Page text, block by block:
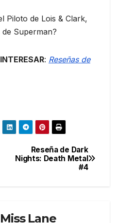
Piloto de Lois & Clark,
Superman?
: Reseñas de
Reseña de Dark
Nights: Death Metal
#4
Miss Lane